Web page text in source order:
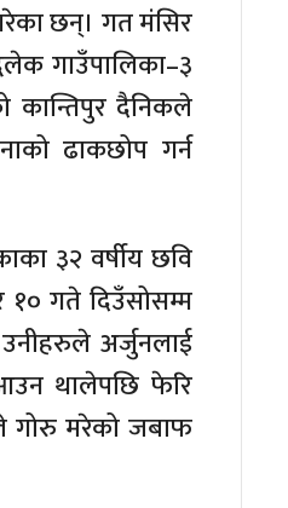
छन्। गत मंसिर
गाउँपालिका–३
कान्तिपुर दैनिकले
ढाकछोप गर्न
३२ वर्षीय छवि
१० गते दिउँसोसम्म
अर्जुनलाई
थालेपछि फेरि
गोरु मरेको जबाफ